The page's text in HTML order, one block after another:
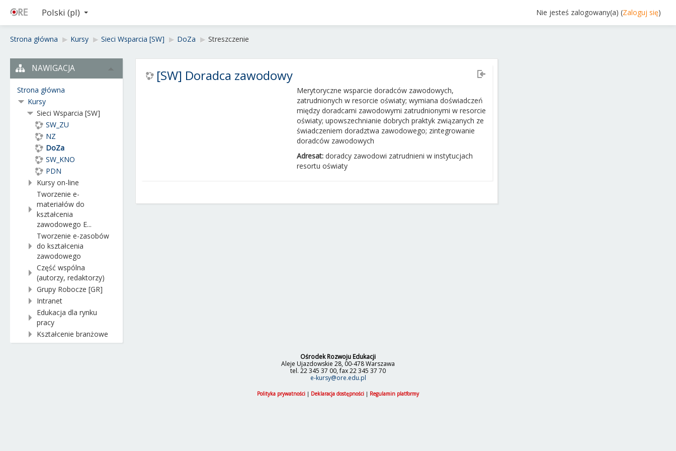
Nie jesteś zalogowany(a) (Zaloguj się)
Polski ‎(pl)‎
Strona główna ▶︎ Kursy ▶︎ Sieci Wsparcia [SW] ▶︎ DoZa ▶︎ Streszczenie
[SW] Doradca zawodowy
Merytoryczne wsparcie doradców zawodowych,
zatrudnionych w resorcie oświaty; wymiana doświadczeń
między doradcami zawodowymi zatrudnionymi w resorcie
oświaty; upowszechnianie dobrych praktyk związanych ze
świadczeniem doradztwa zawodowego; zintegrowanie
doradców zawodowych
Adresat: doradcy zawodowi zatrudnieni w instytucjach
resortu oświaty
NAWIGACJA
Strona główna
Kursy
Sieci Wsparcia [SW]
SW_ZU
NZ
DoZa
SW_KNO
PDN
Kursy on-line
Tworzenie e-
materiałów do
kształcenia
zawodowego E...
Tworzenie e-zasobów
do kształcenia
zawodowego
Część wspólna
(autorzy, redaktorzy)
Grupy Robocze [GR]
Intranet
Edukacja dla rynku
pracy
Kształcenie branżowe
Ośrodek Rozwoju Edukacji
Aleje Ujazdowskie 28, 00-478 Warszawa
tel. 22 345 37 00, fax 22 345 37 70
e-kursy@ore.edu.pl
Polityka prywatności | Deklaracja dostępności | Regulamin platformy